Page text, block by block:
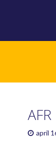
AFR
april